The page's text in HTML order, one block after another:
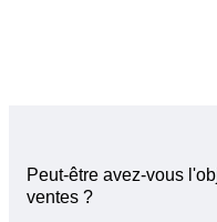
Peut-être avez-vous
ventes ?